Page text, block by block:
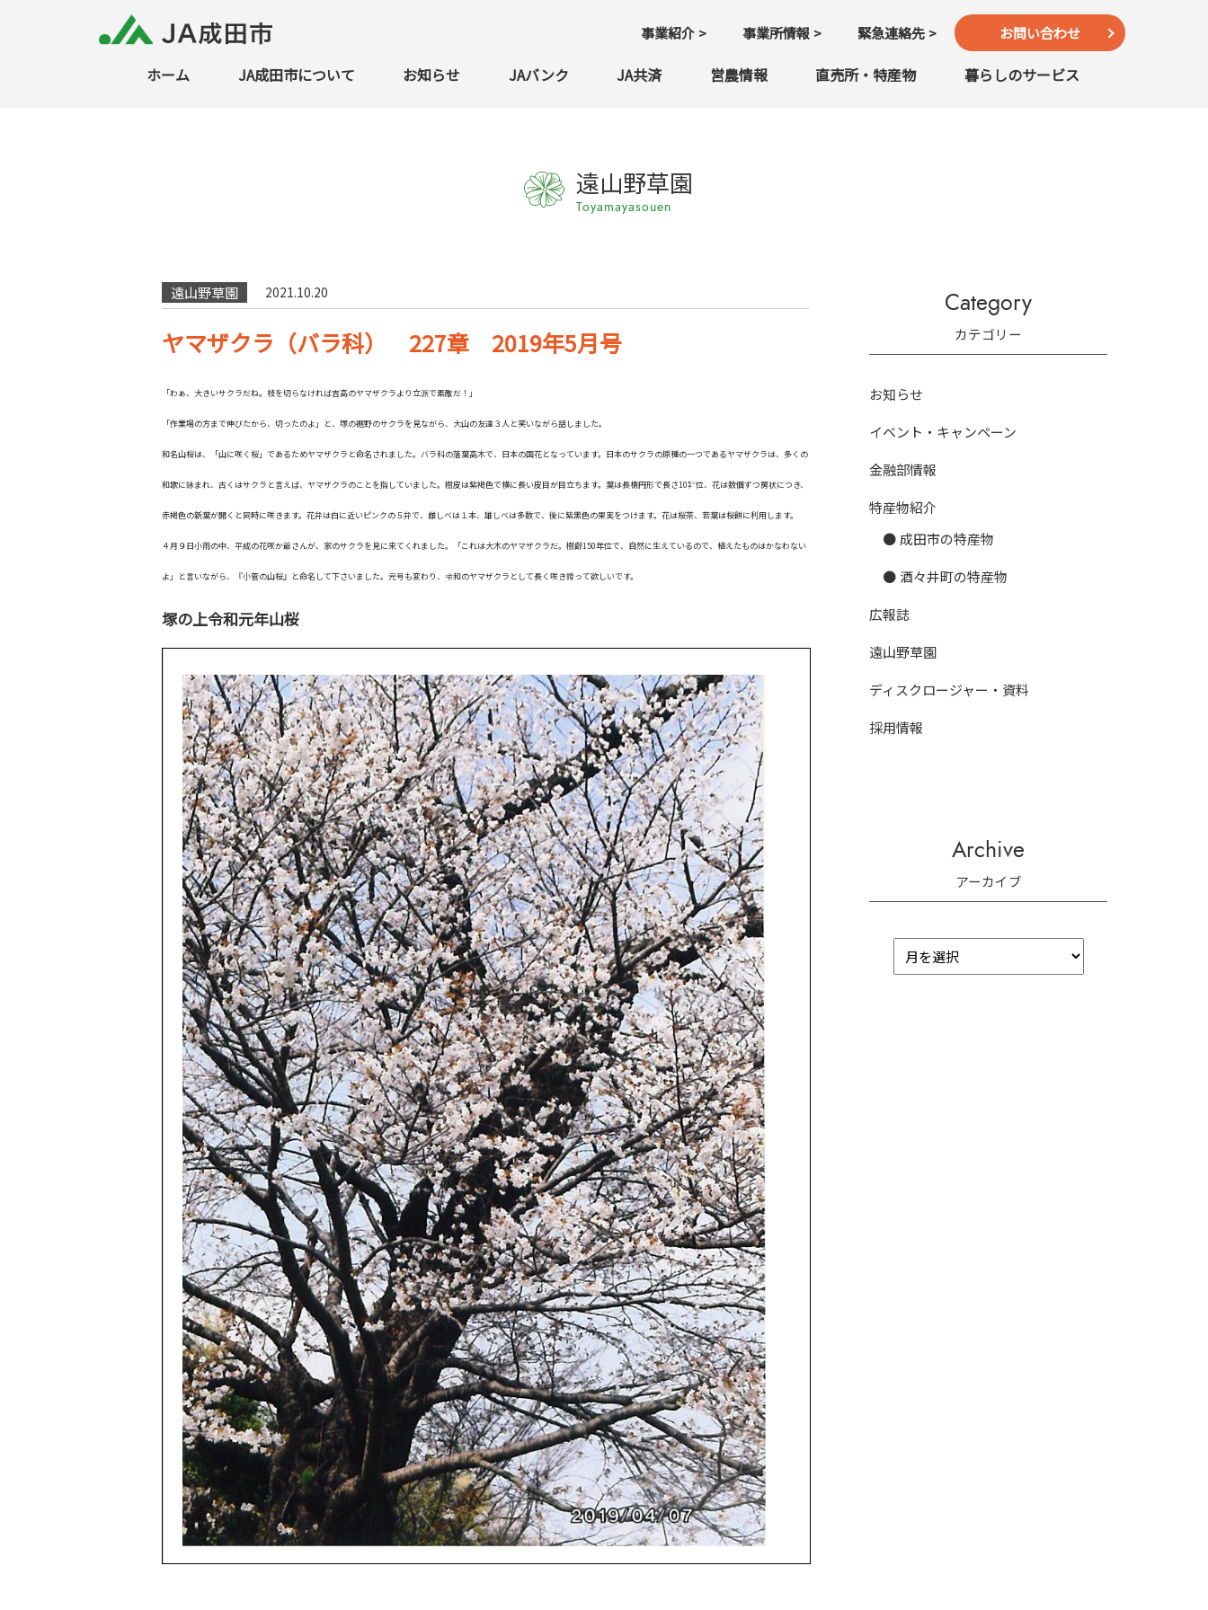
事業紹介 事業所情報 緊急連絡先 お問い合わせ
ホーム JA成田市について お知らせ JAバンク JA共済 営農情報 直売所・特産物 暮らしのサービス
遠山野草園
Toyamayasouen
遠山野草園 2021.10.20
ヤマザクラ（バラ科） 227章 2019年5月号
「わぁ、大きいサクラだね。枝を切らなければ吉高のヤマザクラより立派で素敵だ！」
「作業場の方まで伸びたから、切ったのよ」と、塚の裾野のサクラを見ながら、大山の友達３人と笑いながら話しました。
和名山桜は、「山に咲く桜」であるためヤマザクラと命名されました。バラ科の落葉高木で、日本の国花となっています。日本のサクラの原種の一つであるヤマザクラは、多くの
和歌に詠まれ、古くはサクラと言えば、ヤマザクラのことを指していました。樹皮は紫褐色で横に長い皮目が目立ちます。葉は長楕円形で長さ10㌢位、花は数個ずつ房状につき、
赤褐色の新葉が開くと同時に咲きます。花弁は白に近いピンクの５弁で、雌しべは１本、雄しべは多数で、後に紫黒色の果実をつけます。花は桜茶、若葉は桜餅に利用します。
４月９日小雨の中、平成の花咲か爺さんが、家のサクラを見に来てくれました。「これは大木のヤマザクラだ。樹齢150年位で、自然に生えているので、植えたものはかなわない
よ」と言いながら、『小菅の山桜』と命名して下さいました。元号も変わり、令和のヤマザクラとして長く咲き誇って欲しいです。
塚の上令和元年山桜
Category
カテゴリー
お知らせ
イベント・キャンペーン
金融部情報
特産物紹介
成田市の特産物
酒々井町の特産物
広報誌
遠山野草園
ディスクロージャー・資料
採用情報
Archive
アーカイブ